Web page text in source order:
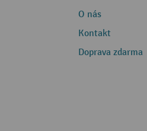
O nás
Kontakt
Doprava zdarma